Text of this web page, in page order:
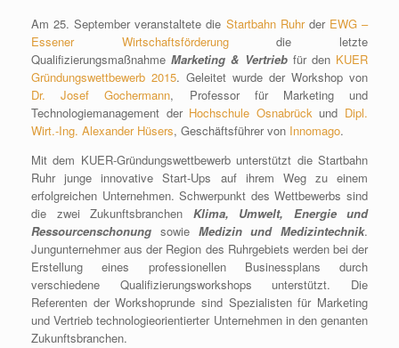
Am 25. September veranstaltete die Startbahn Ruhrder EWG –
Essener Wirtschaftsförderungdie letzte
QualifizierungsmaßnahmeMarketing & Vertriebfür den KUER
Gründungswettbewerb 2015. Geleitet wurde der Workshop von
Dr. Josef Gochermann, Professor für Marketing und
Technologiemanagement der Hochschule Osnabrückund Dipl.
Wirt.-Ing. Alexander Hüsers, Geschäftsführer von Innomago.
Mit dem KUER-Gründungswettbewerb unterstützt die Startbahn
Ruhr junge innovative Start-Ups auf ihrem Weg zu einem
erfolgreichen Unternehmen. Schwerpunkt des Wettbewerbs sind
die zwei Zukunftsbranchen Klima, Umwelt, Energie und
Ressourcenschonung sowie Medizin und Medizintechnik.
Jungunternehmer aus der Region des Ruhrgebiets werden bei der
Erstellung eines professionellen Businessplans durch
verschiedene Qualifizierungsworkshops unterstützt. Die
Referenten der Workshoprunde sind Spezialisten für Marketing
und Vertrieb technologieorientierter Unternehmen in den genanten
Zukunftsbranchen.